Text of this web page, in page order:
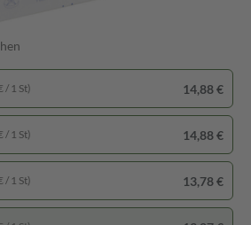
/ 1 St) 14,88 €
/ 1 St) 14,88 €
/ 1 St) 13,78 €